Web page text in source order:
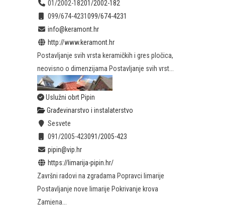
01/2002-18201/2002-182
099/674-4231099/674-4231
info@keramont.hr
http://www.keramont.hr
Postavljanje svih vrsta keramičkih i gres pločica,
neovisno o dimenzijama Postavljanje svih vrst...
Uslužni obrt Pipin
Građevinarstvo i instalaterstvo
Sesvete
091/2005-423091/2005-423
pipin@vip.hr
https://limarija-pipin.hr/
Završni radovi na zgradama Popravci limarije
Postavljanje nove limarije Pokrivanje krova
Zamjena...